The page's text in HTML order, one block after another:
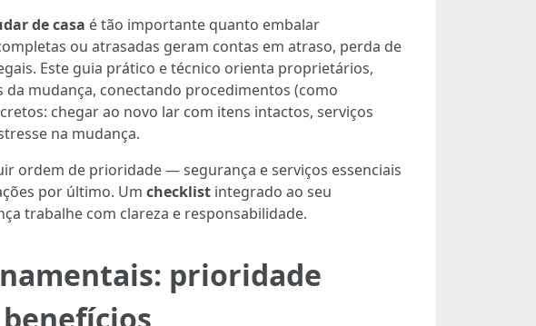
de casa é tão importante quanto embalar
ou atrasadas geram contas em atraso, perda de
Este guia prático e técnico orienta proprietários,
mudança, conectando procedimentos (como
chegar ao novo lar com itens intactos, serviços
na mudança.
ordem de prioridade — segurança e serviços essenciais
por último. Um checklist integrado ao seu
trabalhe com clareza e responsabilidade.
prioridade